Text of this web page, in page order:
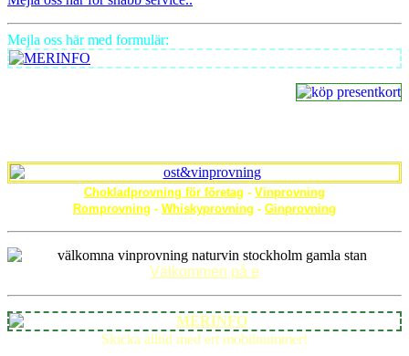
Mejla oss här med formulär:
Chokladprovning för företag - Vinprovning
Romprovning - Whiskyprovning - Ginprovning
Välkommen på e
Skicka alltid med ert mobilnummer!